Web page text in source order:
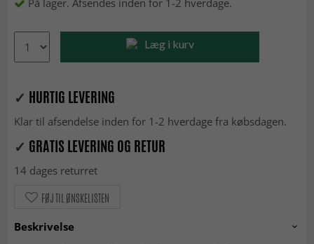
På lager. Afsendes inden for 1-2 hverdage.
Læg i kurv
✓ HURTIG LEVERING
Klar til afsendelse inden for 1-2 hverdage fra købsdagen.
✓ GRATIS LEVERING OG RETUR
14 dages returret
FØJ TIL ØNSKELISTEN
Beskrivelse